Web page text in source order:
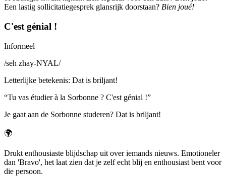
Een lastig sollicitatiegesprek glansrijk doorstaan? Bien joué!
C'est génial !
Informeel
/seh zhay-NYAL/
Letterlijke betekenis: Dat is briljant!
“Tu vas étudier à la Sorbonne ? C'est génial !”
Je gaat aan de Sorbonne studeren? Dat is briljant!
🌍
Drukt enthousiaste blijdschap uit over iemands nieuws. Emotioneler
dan 'Bravo', het laat zien dat je zelf echt blij en enthousiast bent voor
die persoon.